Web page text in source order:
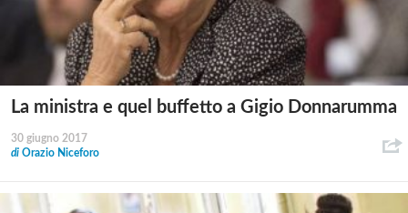
La ministra e quel buffetto a Gigio Donnarumma
30 giugno 2017
di Orazio Niceforo